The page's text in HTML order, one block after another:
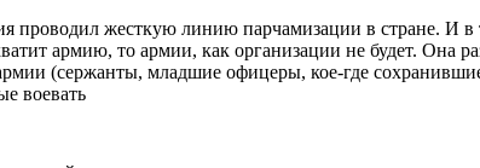
проводил жесткую линию парчамизации в стране. И в
армию, то армии, как организации не будет. Она
(сержанты, младшие офицеры, кое-где
воевать